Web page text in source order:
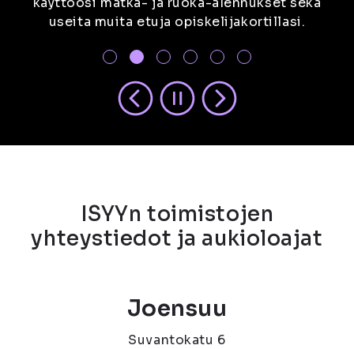
useita muita etuja opiskelijakortillasi.
osallistua.
etu kirkkaana mielessä.
ISYYn toimistojen
yhteystiedot ja aukioloajat
Joensuu
Suvantokatu 6